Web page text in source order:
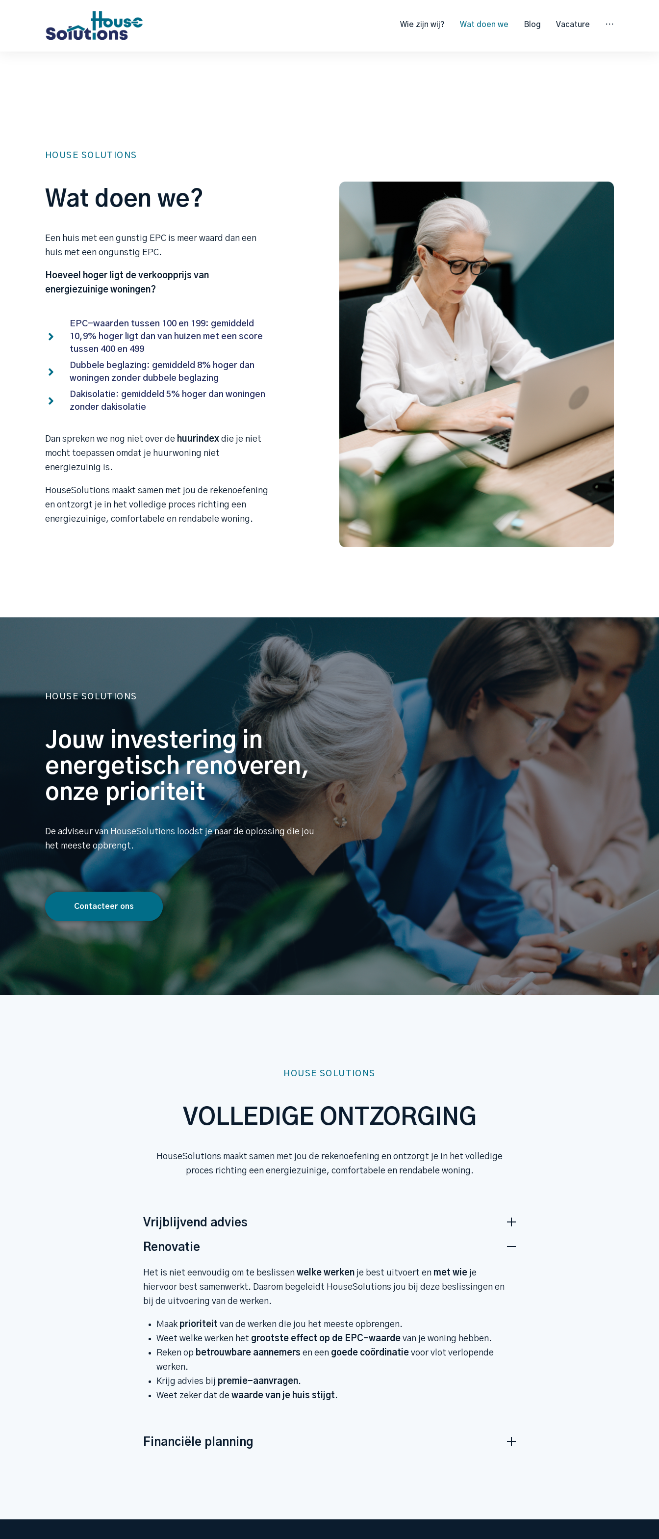
Wie zijn wij? Wat doen we Blog Vacature ···
HOUSE SOLUTIONS
Wat doen we?
Een huis met een gunstig EPC is meer waard dan een
huis met een ongunstig EPC.
Hoeveel hoger ligt de verkoopprijs van
energiezuinige woningen?
EPC-waarden tussen 100 en 199: gemiddeld
10,9% hoger ligt dan van huizen met een score
tussen 400 en 499
Dubbele beglazing: gemiddeld 8% hoger dan
woningen zonder dubbele beglazing
Dakisolatie: gemiddeld 5% hoger dan woningen
zonder dakisolatie
Dan spreken we nog niet over de huurindex die je niet
mocht toepassen omdat je huurwoning niet
energiezuinig is.
HouseSolutions maakt samen met jou de rekenoefening
en ontzorgt je in het volledige proces richting een
energiezuinige, comfortabele en rendabele woning.
HOUSE SOLUTIONS
Jouw investering in
energetisch renoveren,
onze prioriteit
De adviseur van HouseSolutions loodst je naar de oplossing die jou
het meeste opbrengt.
Contacteer ons
HOUSE SOLUTIONS
VOLLEDIGE ONTZORGING
HouseSolutions maakt samen met jou de rekenoefening en ontzorgt je in het volledige
proces richting een energiezuinige, comfortabele en rendabele woning.
Vrijblijvend advies
Renovatie
Het is niet eenvoudig om te beslissen welke werken je best uitvoert en met wie je
hiervoor best samenwerkt. Daarom begeleidt HouseSolutions jou bij deze beslissingen en
bij de uitvoering van de werken.
Maak prioriteit van de werken die jou het meeste opbrengen.
Weet welke werken het grootste effect op de EPC-waarde van je woning hebben.
Reken op betrouwbare aannemers en een goede coördinatie voor vlot verlopende
werken.
Krijg advies bij premie-aanvragen.
Weet zeker dat de waarde van je huis stijgt.
Financiële planning